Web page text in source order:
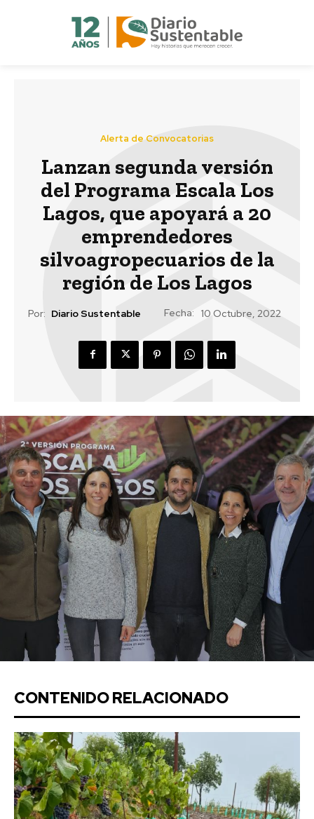
Alerta de Convocatorias
Lanzan segunda versión
del Programa Escala Los
Lagos, que apoyará a 20
emprendedores
silvoagropecuarios de la
región de Los Lagos
Por: Diario Sustentable Fecha: 10 Octubre, 2022
CONTENIDO RELACIONADO